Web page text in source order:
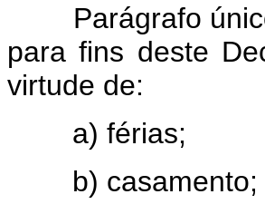
Parágrafo único
para fins deste
virtude de:
a) férias;
b) casamento;